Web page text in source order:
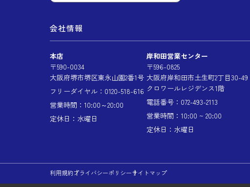
会社情報
本店
〒590-0034
大阪府堺市堺区東永山園2番1号
フリーダイヤル：0120-518-616
営業時間：10:00～20:00
定休日：水曜日
岸和田営業センター
〒596-0825
大阪府岸和田市土生町2丁目30-49
クロワールレジデンス1階
電話番号：072-493-2113
営業時間：10:00 ~ 20:00
定休日：水曜日
利用規約プライバシーポリシーサイトマップ